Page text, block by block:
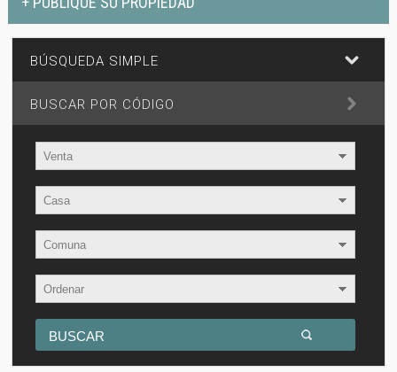
BÚSQUEDA SIMPLE
BUSCAR POR CÓDIGO